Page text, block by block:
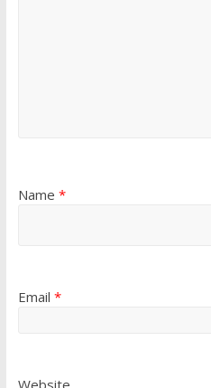
Name *
Email *